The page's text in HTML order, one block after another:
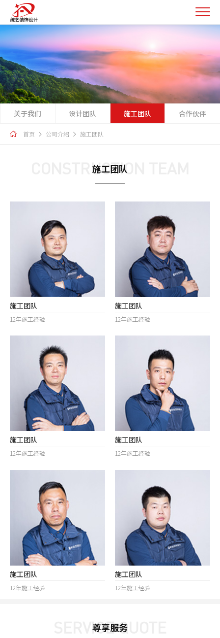
首页 公司介绍 施工团队
关于我们 设计团队 施工团队 合作伙伴
CONSTRUCTION TEAM
施工团队
施工团队
12年施工经验
施工团队
12年施工经验
施工团队
12年施工经验
施工团队
12年施工经验
施工团队
12年施工经验
施工团队
12年施工经验
SERVICE QUOTE
尊享服务